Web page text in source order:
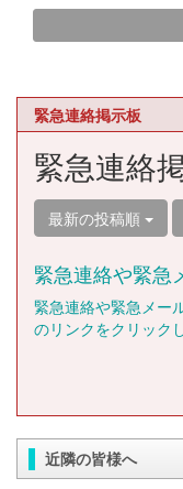
緊急連絡掲示板
緊急連絡
最新の投稿順
緊急連絡や緊急
緊急連絡や緊急メー
のリンクをクリック
近隣の皆様へ